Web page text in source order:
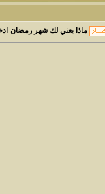
ماذا يعني لك شهر رمضان